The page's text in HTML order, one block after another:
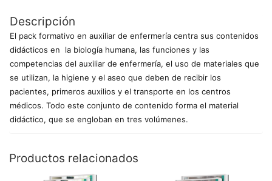
Descripción
El pack formativo en auxiliar de enfermería centra sus contenidos
didácticos en la biología humana, las funciones y las
competencias del auxiliar de enfermería, el uso de materiales que
se utilizan, la higiene y el aseo que deben de recibir los
pacientes, primeros auxilios y el transporte en los centros
médicos. Todo este conjunto de contenido forma el material
didáctico, que se engloban en tres volúmenes.
Productos relacionados